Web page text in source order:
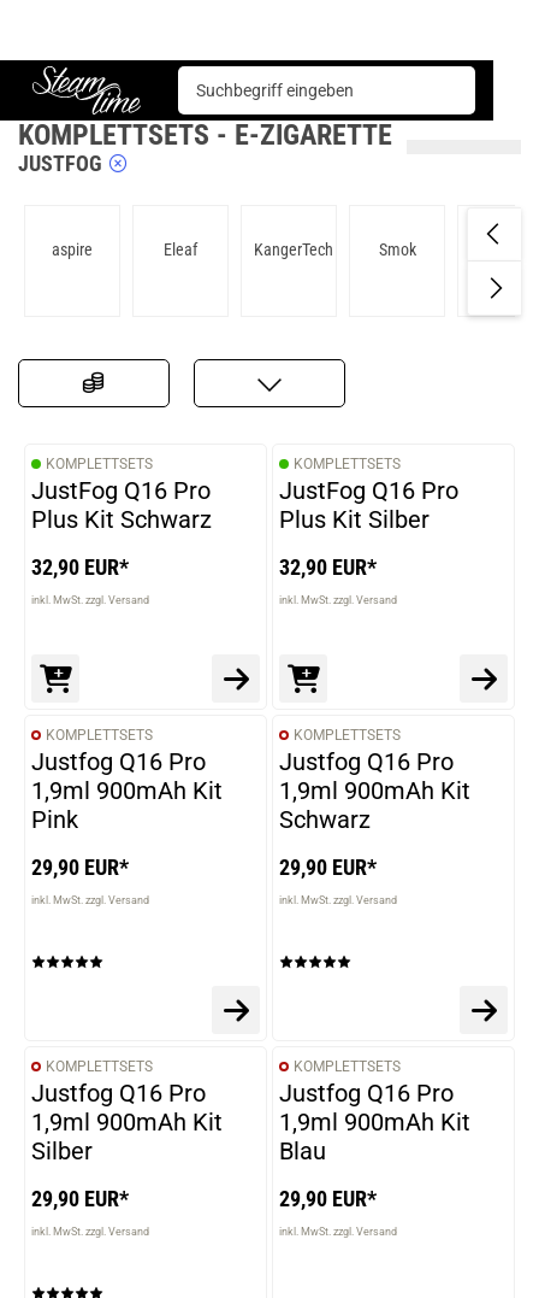
Steam time
E-Zigarette KomplettSets
KOMPLETTSETS - E-ZIGARETTE
JUSTFOG
aspire Eleaf KangerTech Smok Justfog
KOMPLETTSETS
JustFog Q16 Pro
Plus Kit Schwarz
32,90 EUR*
inkl. MwSt. zzgl. Versand
KOMPLETTSETS
JustFog Q16 Pro
Plus Kit Silber
32,90 EUR*
inkl. MwSt. zzgl. Versand
KOMPLETTSETS
Justfog Q16 Pro
1,9ml 900mAh Kit
Pink
29,90 EUR*
inkl. MwSt. zzgl. Versand
KOMPLETTSETS
Justfog Q16 Pro
1,9ml 900mAh Kit
Schwarz
29,90 EUR*
inkl. MwSt. zzgl. Versand
KOMPLETTSETS
Justfog Q16 Pro
1,9ml 900mAh Kit
Silber
29,90 EUR*
inkl. MwSt. zzgl. Versand
KOMPLETTSETS
Justfog Q16 Pro
1,9ml 900mAh Kit
Blau
29,90 EUR*
inkl. MwSt. zzgl. Versand